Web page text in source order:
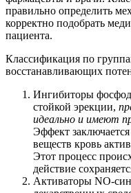
правильно определить
корректно подобрать
пациента.
Классификация по
восстанавливающих
Ингибиторы
стойкой эрекции,
идеально и имеют
Эффект
веществ кровь
Этот процесс
действие
Активаторы NO-